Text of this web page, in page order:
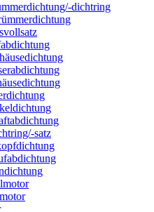
dichtring
satz